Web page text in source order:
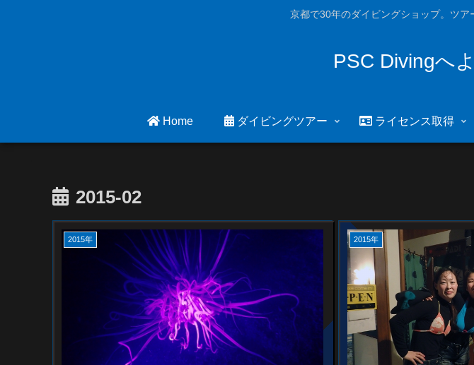
京都で30年のダイビングショップ。ツ
PSC Divingへ
Home ダイビングツアー ライセンス取得
2015-02
2015年 2015年